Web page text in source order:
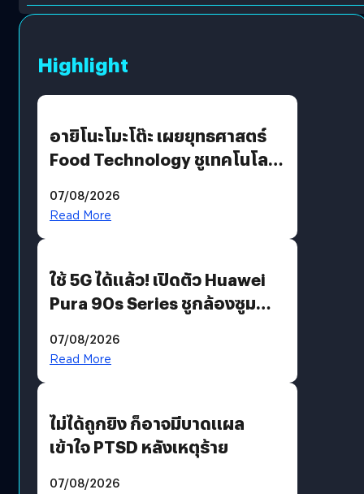
Highlight
อายิโนะโมะโต๊ะ เผยยุทธศาสตร์
Food Technology ชูเทคโนโลยี
บริโภคและ B2B
07/08/2026
Read More
ใช้ 5G ได้แล้ว! เปิดตัว Huawei
Pura 90s Series ชูกล้องซูม
07/08/2026
Read More
ไม่ได้ถูกยิง ก็อาจมีบาดแผล
เข้าใจ PTSD หลังเหตุร้าย
07/08/2026